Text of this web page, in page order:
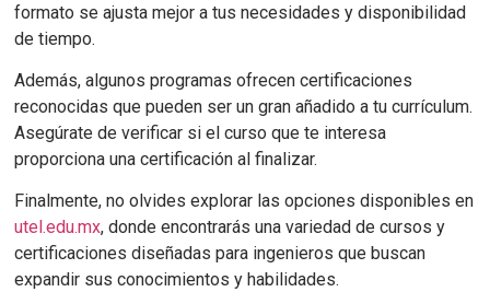
formato se ajusta mejor a tus necesidades y disponibilidad
de tiempo.
Además, algunos programas ofrecen certificaciones
reconocidas que pueden ser un gran añadido a tu currículum.
Asegúrate de verificar si el curso que te interesa
proporciona una certificación al finalizar.
Finalmente, no olvides explorar las opciones disponibles en
utel.edu.mx, donde encontrarás una variedad de cursos y
certificaciones diseñadas para ingenieros que buscan
expandir sus conocimientos y habilidades.